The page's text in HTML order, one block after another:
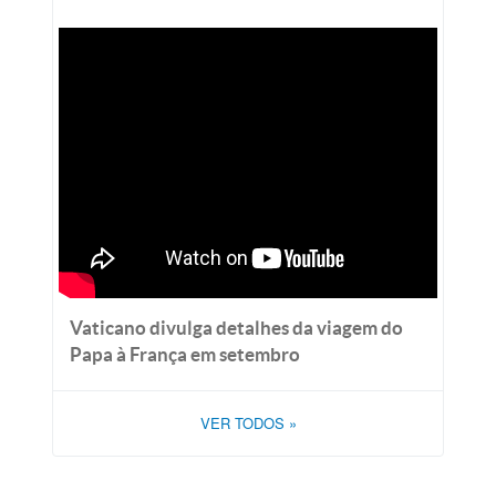
Vaticano divulga detalhes da viagem do
Papa à França em setembro
VER TODOS »